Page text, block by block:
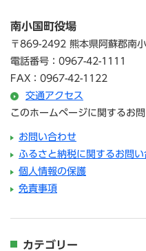
南小国町役場
〒869-2492 熊本県阿蘇郡南
電話番号：0967-42-1111
FAX：0967-42-1122
交通アクセス
このホームページに関するお
お問い合わせ
ふるさと納税に関するお問い
個人情報の保護
免責事項
カテゴリー